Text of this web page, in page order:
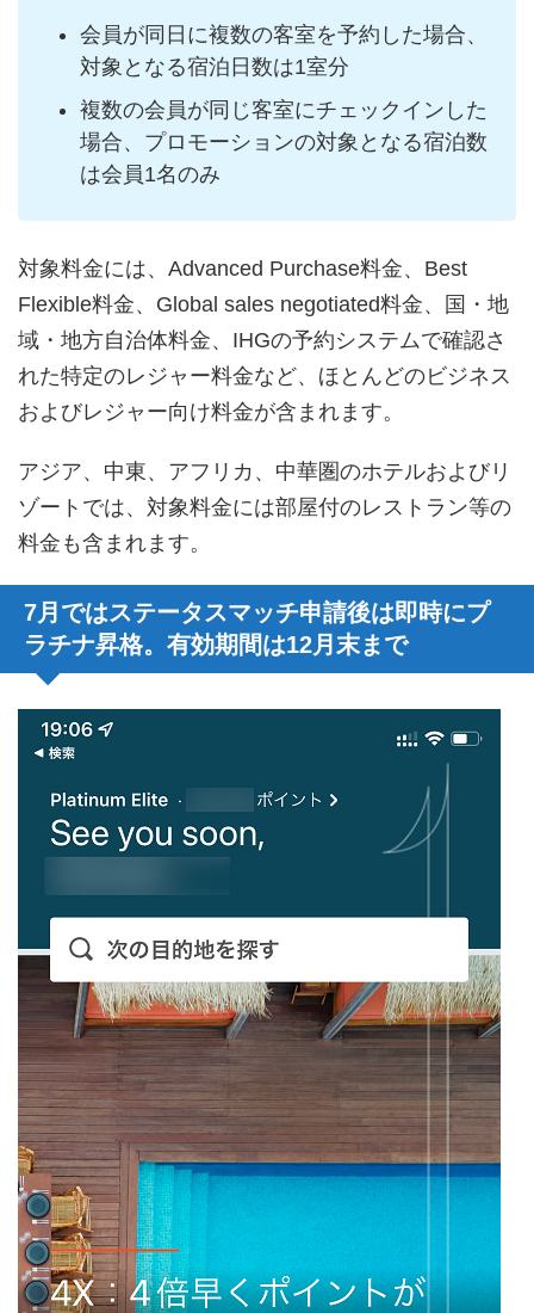
会員が同日に複数の客室を予約した場合、
対象となる宿泊日数は1室分
複数の会員が同じ客室にチェックインした
場合、プロモーションの対象となる宿泊数
は会員1名のみ
対象料金には、Advanced Purchase料金、Best
Flexible料金、Global sales negotiated料金、国・地
域・地方自治体料金、IHGの予約システムで確認さ
れた特定のレジャー料金など、ほとんどのビジネス
およびレジャー向け料金が含まれます。
アジア、中東、アフリカ、中華圏のホテルおよびリ
ゾートでは、対象料金には部屋付のレストラン等の
料金も含まれます。
7月ではステータスマッチ申請後は即時にプ
ラチナ昇格。有効期間は12月末まで